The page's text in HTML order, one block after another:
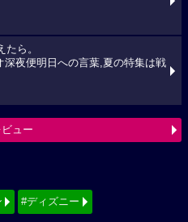
ら。
深夜便明日への言葉,夏の特集は戦
ュー
#ディズニー